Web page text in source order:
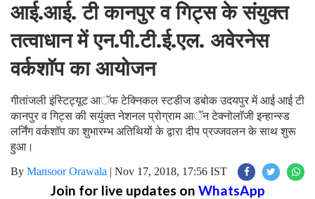
आई.आई. टी कानपुर व गिट्स के संयुक्त
तत्वाधान में एन.पी.टी.ई.एल. अवेरनेस
वर्कशाॅप का आयोजन
गीतांजली इंस्टिट्यूट आॅफ टेक्निकल स्टडीज डबोक उदयपुर में आई आई टी
कानपुर व गिट्स की सयुंक्त नेशनल प्रोग्राम आॅन टेक्नोलाॅजी इन्हान्स्ड
लर्निंग वर्कशाॅप का शुभारम्भ अतिथियों के द्वारा दीप प्रज्जवलन के साथ शुरू
हुआ।
By Mansoor Orawala | Nov 17, 2018, 17:56 IST
Join for live updates on WhatsApp